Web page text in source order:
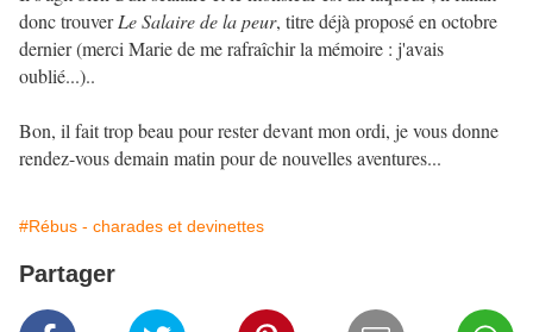
donc trouverLe Salaire de la peur, titre déjà proposé en octobre
dernier (merci Marie de me rafraîchir la mémoire : j'avais
oublié...)..
Bon, il fait trop beau pour rester devant mon ordi, je vous donne
rendez-vous demain matin pour de nouvelles aventures...
#Rébus - charades et devinettes
Partager